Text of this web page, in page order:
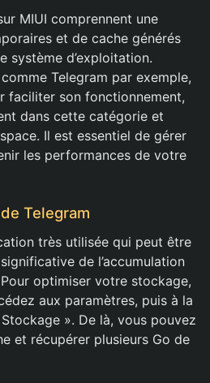
MIUI comprennent une
et de cache générés
système d’exploitation.
Telegram par exemple,
faciliter son fonctionnement,
dans cette catégorie et
Il est essentiel de gérer
les performances de votre
Telegram
très utilisée qui peut être
de l’accumulation
optimiser votre stockage,
aux paramètres, puis à la
». De là, vous pouvez
et récupérer plusieurs Go de